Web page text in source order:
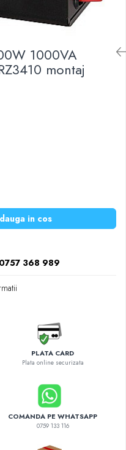
1000VA
montaj
in cos
0757 368 989
PLATA CARD
Plata online securizata
COMANDA PE WHATSAPP
0759 133 116